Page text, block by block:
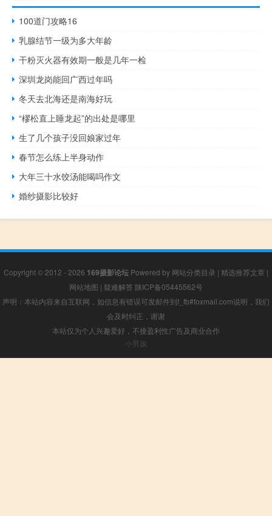
100道门攻略16
乳腺结节一级为多大年龄
干粉灭火器有效期一般是几年一检
深圳龙岗能回广西过年吗
冬天去北海还是南海好玩
“樛松直上睡龙起”的出处是哪里
生了几个孩子没回娘家过年
春节怎么练上半身动作
大年三十水饺汤能喝吗作文
婚纱摄影比较好
Copyright © 2012 - 2026 169摄影论坛 Powered by 网站分类目录 | 精选推荐文章 |
网站地图 | 疑难解答 陕ICP备05445562号
声明：本站内容来自互联网，如信息有错误可发邮件到f_fb#foxmail.com说明，我们
会及时纠正，谢谢
本站仅为个人兴趣爱好，不接盈利性广告及商业合作
小男孩